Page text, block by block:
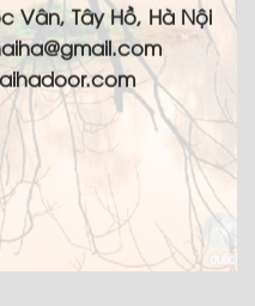
Vân, Tây Hồ, Hà Nội